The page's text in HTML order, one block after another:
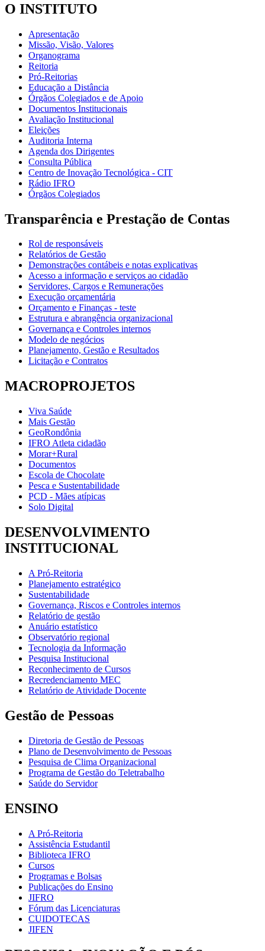
O INSTITUTO
Apresentação
Missão, Visão, Valores
Organograma
Reitoria
Pró-Reitorias
Educação a Distância
Órgãos Colegiados e de Apoio
Documentos Institucionais
Avaliação Institucional
Eleições
Auditoria Interna
Agenda dos Dirigentes
Consulta Pública
Centro de Inovação Tecnológica - CIT
Rádio IFRO
Órgãos Colegiados
Transparência e Prestação de Contas
Rol de responsáveis
Relatórios de Gestão
Demonstrações contábeis e notas explicativas
Acesso a informação e serviços ao cidadão
Servidores, Cargos e Remunerações
Execução orçamentária
Orçamento e Finanças - teste
Estrutura e abrangência organizacional
Governança e Controles internos
Modelo de negócios
Planejamento, Gestão e Resultados
Licitação e Contratos
MACROPROJETOS
Viva Saúde
Mais Gestão
GeoRondônia
IFRO Atleta cidadão
Morar+Rural
Documentos
Escola de Chocolate
Pesca e Sustentabilidade
PCD - Mães atípicas
Solo Digital
DESENVOLVIMENTO
INSTITUCIONAL
A Pró-Reitoria
Planejamento estratégico
Sustentabilidade
Governança, Riscos e Controles internos
Relatório de gestão
Anuário estatístico
Observatório regional
Tecnologia da Informação
Pesquisa Institucional
Reconhecimento de Cursos
Recredenciamento MEC
Relatório de Atividade Docente
Gestão de Pessoas
Diretoria de Gestão de Pessoas
Plano de Desenvolvimento de Pessoas
Pesquisa de Clima Organizacional
Programa de Gestão do Teletrabalho
Saúde do Servidor
ENSINO
A Pró-Reitoria
Assistência Estudantil
Biblioteca IFRO
Cursos
Programas e Bolsas
Publicações do Ensino
JIFRO
Fórum das Licenciaturas
CUIDOTECAS
JIFEN